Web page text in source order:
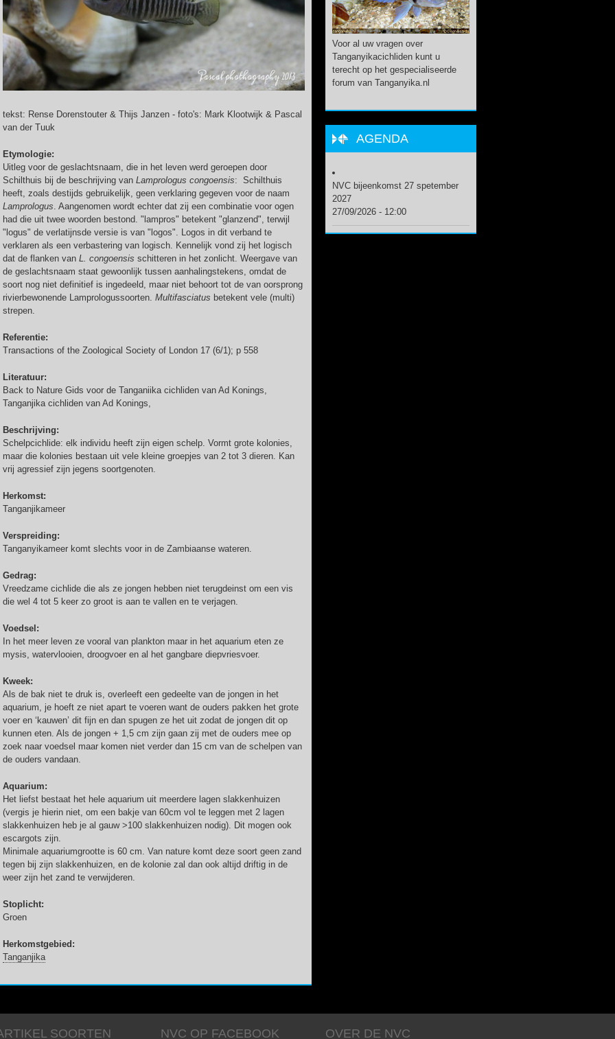
tekst: Rense Dorenstouter & Thijs Janzen - foto's: Mark Klootwijk & Pascal
van der Tuuk
Etymologie:
Uitleg voor de geslachtsnaam, die in het leven werd geroepen door
Schilthuis bij de beschrijving van Lamprologus congoensis: Schilthuis
heeft, zoals destijds gebruikelijk, geen verklaring gegeven voor de naam
Lamprologus. Aangenomen wordt echter dat zij een combinatie voor ogen
had die uit twee woorden bestond. "lampros" betekent "glanzend", terwijl
"logus" de verlatijnsde versie is van "logos". Logos in dit verband te
verklaren als een verbastering van logisch. Kennelijk vond zij het logisch
dat de flanken van L. congoensis schitteren in het zonlicht. Weergave van
de geslachtsnaam staat gewoonlijk tussen aanhalingstekens, omdat de
soort nog niet definitief is ingedeeld, maar niet behoort tot de van oorsprong
rivierbewonende Lamprologussoorten. Multifasciatus betekent vele (multi)
strepen.
Referentie:
Transactions of the Zoological Society of London 17 (6/1); p 558
Literatuur:
Back to Nature Gids voor de Tanganiika cichliden van Ad Konings,
Tanganjika cichliden van Ad Konings,
Beschrijving:
Schelpcichlide: elk individu heeft zijn eigen schelp. Vormt grote kolonies,
maar die kolonies bestaan uit vele kleine groepjes van 2 tot 3 dieren. Kan
vrij agressief zijn jegens soortgenoten.
Herkomst:
Tanganjikameer
Verspreiding:
Tanganyikameer komt slechts voor in de Zambiaanse wateren.
Gedrag:
Vreedzame cichlide die als ze jongen hebben niet terugdeinst om een vis
die wel 4 tot 5 keer zo groot is aan te vallen en te verjagen.
Voedsel:
In het meer leven ze vooral van plankton maar in het aquarium eten ze
mysis, watervlooien, droogvoer en al het gangbare diepvriesvoer.
Kweek:
Als de bak niet te druk is, overleeft een gedeelte van de jongen in het
aquarium, je hoeft ze niet apart te voeren want de ouders pakken het grote
voer en ‘kauwen’ dit fijn en dan spugen ze het uit zodat de jongen dit op
kunnen eten. Als de jongen + 1,5 cm zijn gaan zij met de ouders mee op
zoek naar voedsel maar komen niet verder dan 15 cm van de schelpen van
de ouders vandaan.
Aquarium:
Het liefst bestaat het hele aquarium uit meerdere lagen slakkenhuizen
(vergis je hierin niet, om een bakje van 60cm vol te leggen met 2 lagen
slakkenhuizen heb je al gauw >100 slakkenhuizen nodig). Dit mogen ook
escargots zijn.
Minimale aquariumgrootte is 60 cm. Van nature komt deze soort geen zand
tegen bij zijn slakkenhuizen, en de kolonie zal dan ook altijd driftig in de
weer zijn het zand te verwijderen.
Stoplicht:
Groen
Herkomstgebied:
Tanganjika
Voor al uw vragen over
Tanganyikacichliden kunt u
terecht op het gespecialiseerde
forum van Tanganyika.nl
AGENDA
NVC bijeenkomst 27 spetember
2027
27/09/2026 - 12:00
SOORTEN NVC OP FACEBOOK OVER DE NVC